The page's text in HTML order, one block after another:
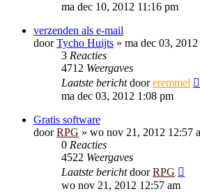
ma dec 10, 2012 11:16 pm
verzenden als e-mail
doorTycho Huijts » ma dec 03,
3 Reacties
4712 Weergaves
Laatste berichtdooreremmel
ma dec 03, 2012 1:08 pm
Gratis software
doorRPG » wo nov 21, 2012 12:57
0 Reacties
4522 Weergaves
Laatste berichtdoorRPG
wo nov 21, 2012 12:57 am